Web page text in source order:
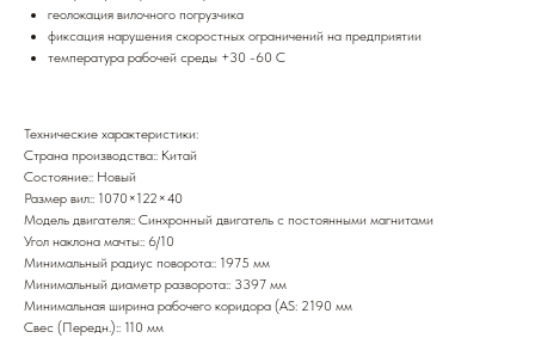
геолокация вилочного погрузчика
фиксация нарушения скоростных ограничений на предприятии
температура рабочей среды +30 -60 С
Технические характеристики:
Страна производства:: Китай
Состояние:: Новый
Размер вил:: 1070×122×40
Модель двигателя:: Синхронный двигатель с постоянными магнитами
Угол наклона мачты:: 6/10
Минимальный радиус поворота:: 1975 мм
Минимальный диаметр разворота:: 3397 мм
Минимальная ширина рабочего коридора (AS: 2190 мм
Свес (Передн.):: 110 мм